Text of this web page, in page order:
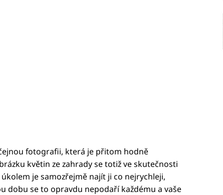
fotografii, která je přitom hodně
květin ze zahrady se totiž ve skutečnosti
je samozřejmě najít ji co nejrychleji,
dobu se to opravdu nepodaří každému a vaše